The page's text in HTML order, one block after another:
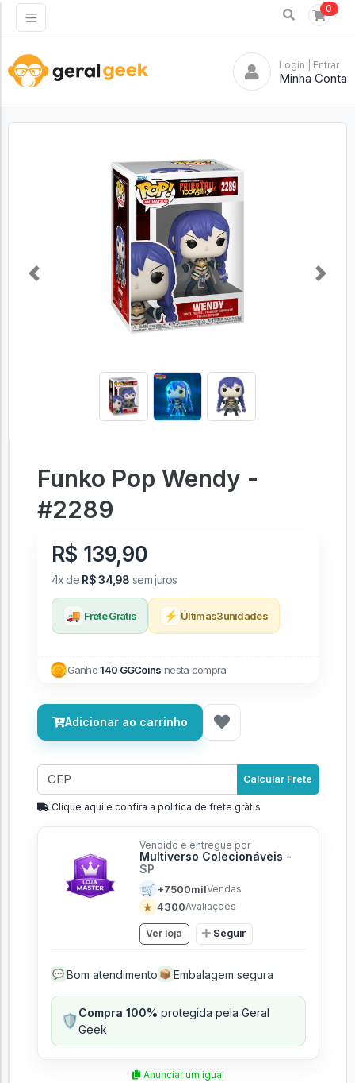
0
Login | Entrar
Minha Conta
Previous Next
Funko Pop Wendy -
#2289
R$ 139,90
4x de R$ 34,98 sem juros
🚚 Frete Grátis ⚡ Últimas3unidades
Ganhe140 GGCoins nesta compra
Adicionar ao carrinho
Calcular Frete
Clique aqui e confira a politíca de frete grátis
Vendido e entregue por
Multiverso Colecionáveis -
SP
🛒 +7500milVendas
★ 4300Avaliações
Ver loja Seguir
💬 Bom atendimento 📦 Embalagem segura
🛡️Compra 100% protegida pela Geral
Geek
Anunciar um igual